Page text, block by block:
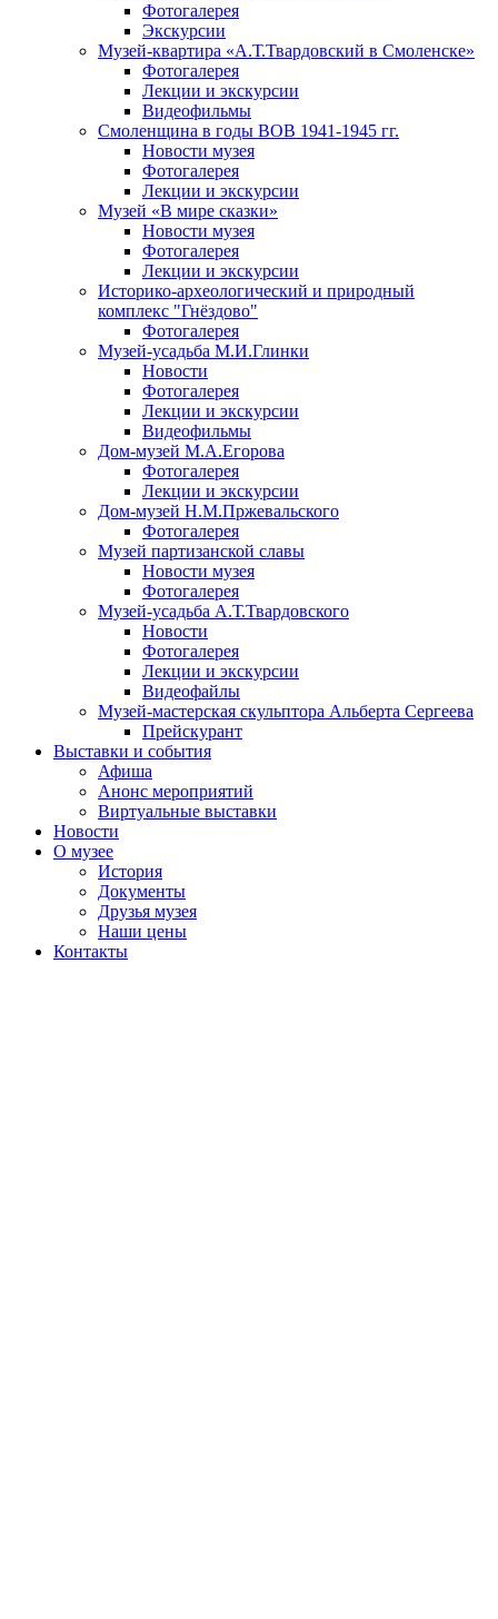
Фотогалерея
Экскурсии
Музей-квартира «А.Т.Твардовский в Смоленске»
Фотогалерея
Лекции и экскурсии
Видеофильмы
Смоленщина в годы ВОВ 1941-1945 гг.
Новости музея
Фотогалерея
Лекции и экскурсии
Музей «В мире сказки»
Новости музея
Фотогалерея
Лекции и экскурсии
Историко-археологический и природный
комплекс "Гнёздово"
Фотогалерея
Музей-усадьба М.И.Глинки
Новости
Фотогалерея
Лекции и экскурсии
Видеофильмы
Дом-музей М.А.Егорова
Фотогалерея
Лекции и экскурсии
Дом-музей Н.М.Пржевальского
Фотогалерея
Музей партизанской славы
Новости музея
Фотогалерея
Музей-усадьба А.Т.Твардовского
Новости
Фотогалерея
Лекции и экскурсии
Видеофайлы
Музей-мастерская скульптора Альберта Сергеева
Прейскурант
Выставки и события
Афиша
Анонс мероприятий
Виртуальные выставки
Новости
О музее
История
Документы
Друзья музея
Наши цены
Контакты